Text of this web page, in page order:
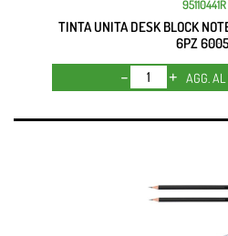
95110441R
TINTA UNITA DESK BLOCK
6PZ
Quantità
AGG. AL